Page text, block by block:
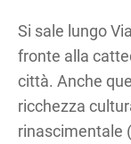
Si sale lungo
fronte alla
città. Anche
ricchezza
rinascimentale